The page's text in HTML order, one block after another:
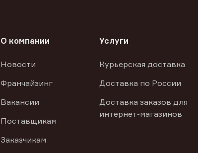
О компании
Новости
Франчайзинг
Вакансии
Поставщикам
Заказчикам
Услуги
Курьерская доставка
Доставка по России
Доставка заказов для
интернет-магазинов